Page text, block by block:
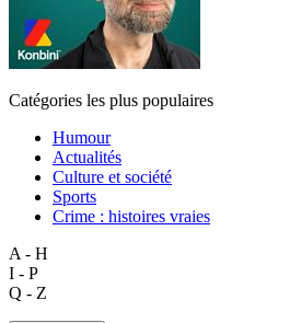
Catégories les plus populaires
Humour
Actualités
Culture et société
Sports
Crime : histoires vraies
A - H
I - P
Q - Z